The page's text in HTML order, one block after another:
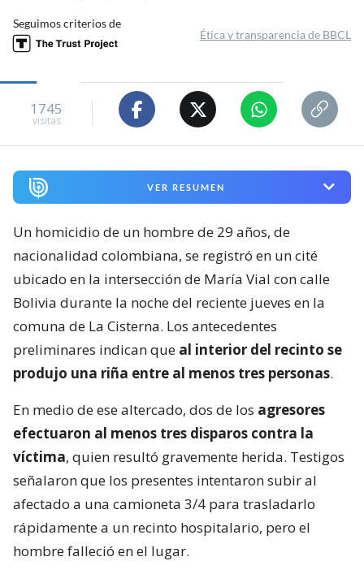
Seguimos criterios de
Ética y transparencia de BBCL
1745
visitas
VER RESUMEN
Un homicidio de un hombre de 29 años, de
nacionalidad colombiana, se registró en un cité
ubicado en la intersección de María Vial con calle
Bolivia durante la noche del reciente jueves en la
comuna de La Cisterna. Los antecedentes
preliminares indican que al interior del recinto se
produjo una riña entre al menos tres personas.
En medio de ese altercado, dos de los agresores
efectuaron al menos tres disparos contra la
víctima, quien resultó gravemente herida. Testigos
señalaron que los presentes intentaron subir al
afectado a una camioneta 3/4 para trasladarlo
rápidamente a un recinto hospitalario, pero el
hombre falleció en el lugar.